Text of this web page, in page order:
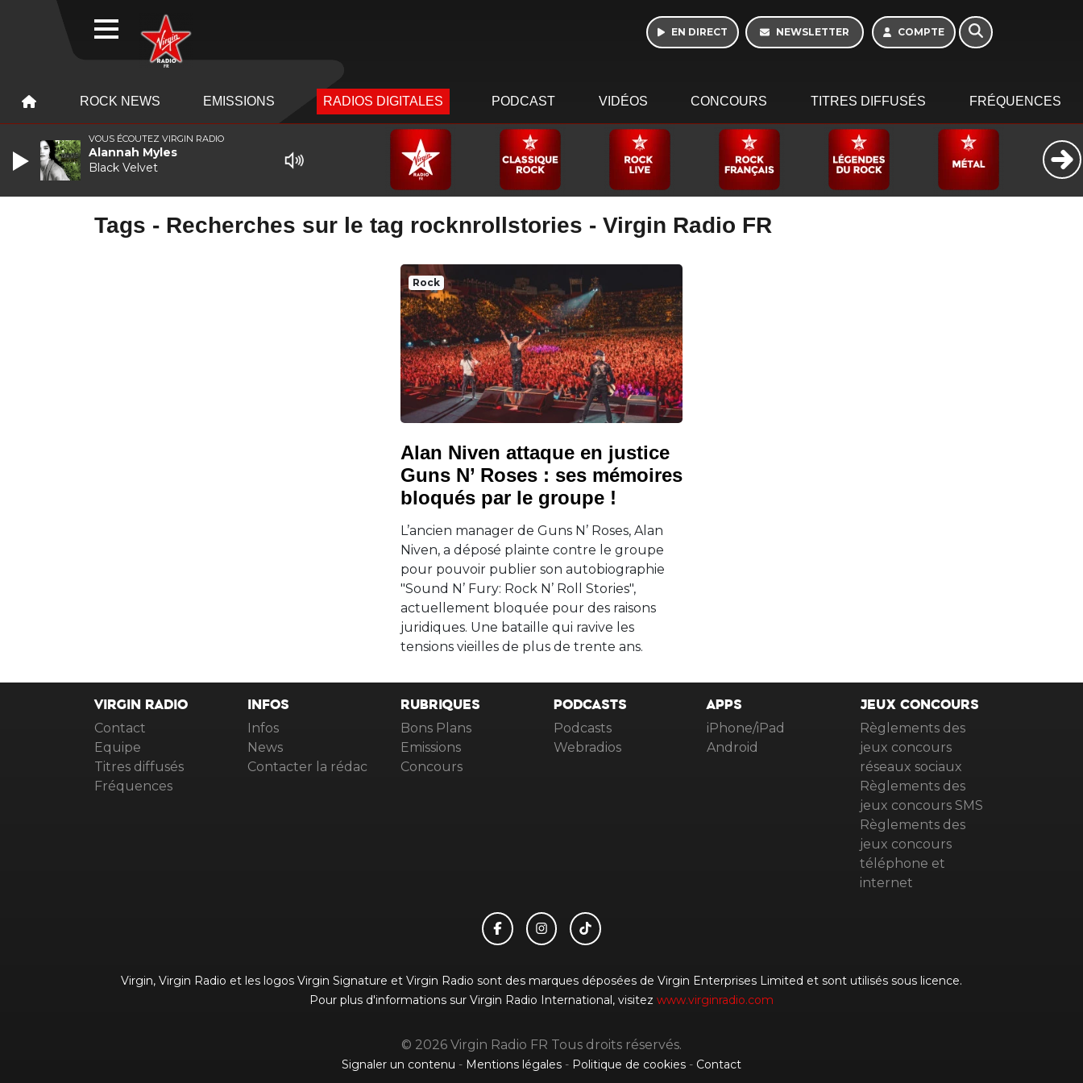
EN DIRECT NEWSLETTER COMPTE
ROCK NEWS EMISSIONS RADIOS DIGITALES PODCAST VIDÉOS CONCOURS TITRES DIFFUSÉS FRÉQUENCES
Tags - Recherches sur le tag rocknrollstories - Virgin Radio FR
Rock
Alan Niven attaque en justice
Guns N’ Roses : ses mémoires
bloqués par le groupe !
L’ancien manager de Guns N’ Roses, Alan
Niven, a déposé plainte contre le groupe
pour pouvoir publier son autobiographie
"Sound N’ Fury: Rock N’ Roll Stories",
actuellement bloquée pour des raisons
juridiques. Une bataille qui ravive les
tensions vieilles de plus de trente ans.
VIRGIN RADIO
Contact
Equipe
Titres diffusés
Fréquences
INFOS
Infos
News
Contacter la rédac
RUBRIQUES
Bons Plans
Emissions
Concours
PODCASTS
Podcasts
Webradios
APPS
iPhone/iPad
Android
JEUX CONCOURS
Règlements des
jeux concours
réseaux sociaux
Règlements des
jeux concours SMS
Règlements des
jeux concours
téléphone et
internet
Virgin, Virgin Radio et les logos Virgin Signature et Virgin Radio sont des marques déposées de Virgin Enterprises Limited et sont utilisés sous licence.
Pour plus d'informations sur Virgin Radio International, visitez www.virginradio.com
© 2026 Virgin Radio FR Tous droits réservés.
Signaler un contenu - Mentions légales - Politique de cookies - Contact
VOUS ÉCOUTEZ VIRGIN RADIO
Alannah Myles
Black Velvet
WEBRADIO
10h - 13h